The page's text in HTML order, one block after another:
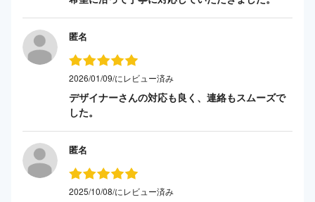
匿名
2026/01/09/にレビュー済み
デザイナーさんの対応も良く、連絡もスムーズで
した。
匿名
2025/10/08/にレビュー済み